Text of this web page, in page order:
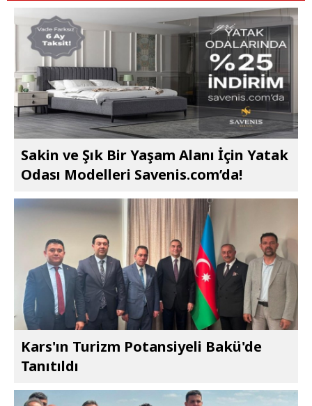
Sakin ve Şık Bir Yaşam Alanı İçin Yatak
Odası Modelleri Savenis.com’da!
Kars'ın Turizm Potansiyeli Bakü'de
Tanıtıldı